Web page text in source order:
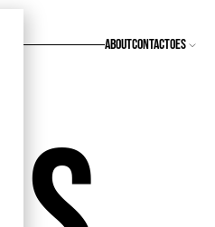
ABOUTCONTACTO